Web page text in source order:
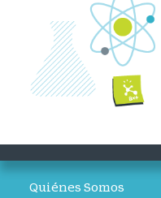
Quiénes Somos